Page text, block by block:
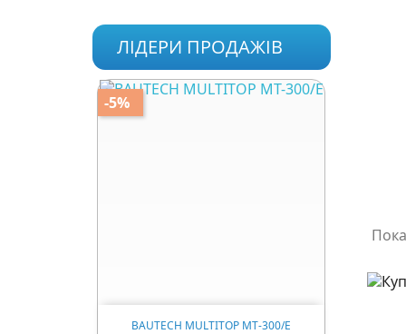
ЛІДЕРИ ПРОДАЖІВ
BAUTECH MULTITOP MT-300/Е
-5%
 Швидкий перегляд